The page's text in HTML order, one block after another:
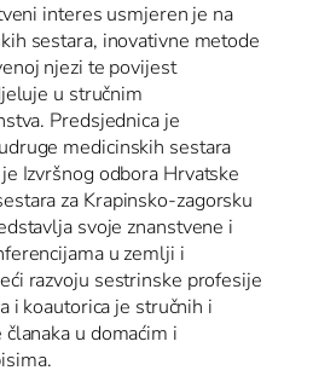
interes usmjeren je na
sestara, inovativne metode
njezi te povijest
u stručnim
Predsjednica je
medicinskih sestara
Izvršnog odbora Hrvatske
za Krapinsko-zagorsku
svoje znanstvene i
u zemlji i
razvoju sestrinske profesije
i koautorica je stručnih i
u domaćim i